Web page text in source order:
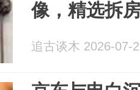
像，精选拆
追古谈木 2026-07-